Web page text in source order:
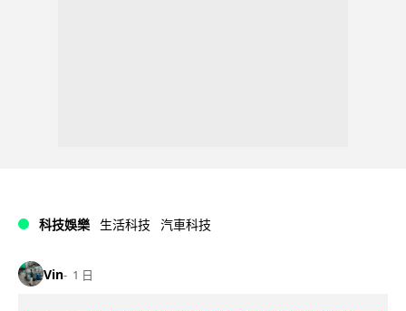
科技娛樂 生活科技 汽車科技
Vin 1 日